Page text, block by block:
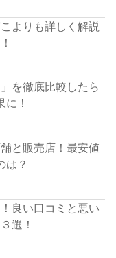
よりも詳しく解説
を徹底比較したら
に！
と販売店！最安値
は？
良い口コミと悪い
選！